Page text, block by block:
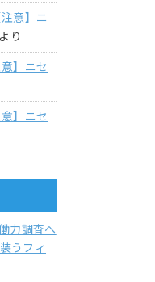
意】ニ
より
】ニセ
】ニセ
力調査へ
うフィ